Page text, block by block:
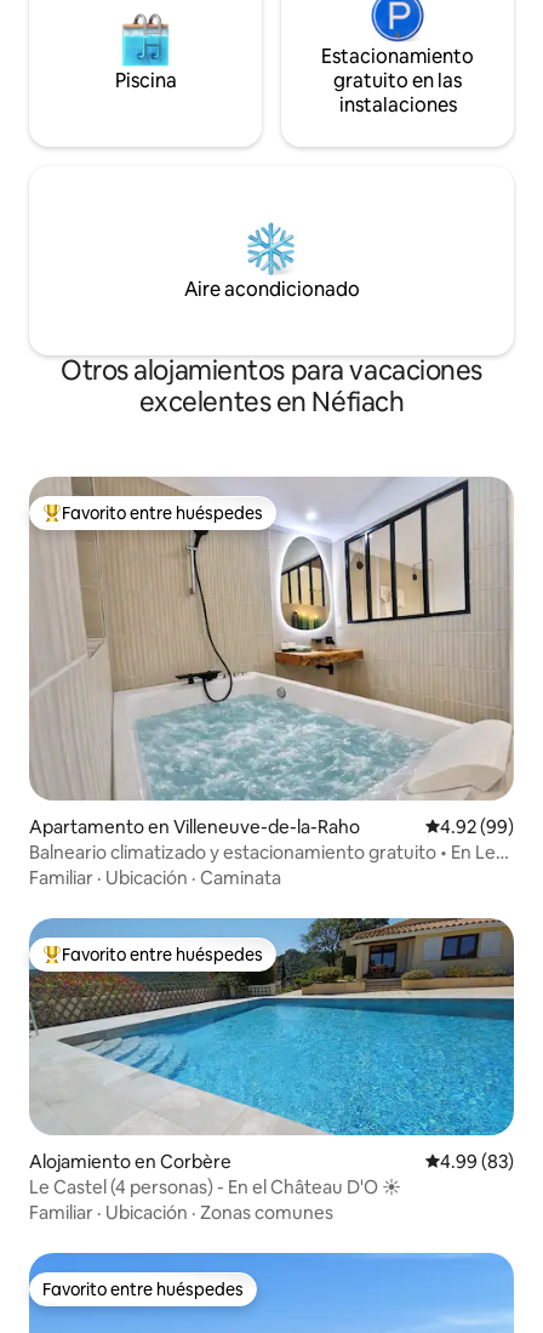
Piscina
Estacionamiento
gratuito en las
instalaciones
Aire acondicionado
Otros alojamientos para vacaciones
excelentes en Néfiach
Favorito entre huéspedes preferido
Favorito entre huéspedes
Apartamento en Villeneuve-de-la-Raho Calificación
4.92 (99)
Balneario climatizado y estacionamiento gratuito • En Le
Petit Raho
Familiar · Ubicación · Caminata
Favorito entre huéspedes preferido
Favorito entre huéspedes
Alojamiento en Corbère Calificación
4.99 (83)
Le Castel (4 personas) - En el Château D'O ☀️
Familiar · Ubicación · Zonas comunes
Favorito entre huéspedes
Favorito entre huéspedes